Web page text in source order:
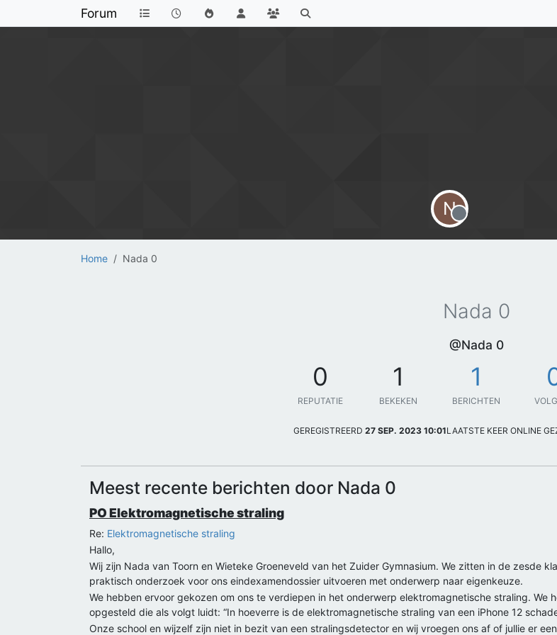
Forum
Home Nada 0
N
Offline
Nada 0
@Nada 0
0
REPUTATIE
1
BEKEKEN
1
BERICHTEN
GEREGISTREERD 27 SEP. 2023 10:01LAATSTE KEER ONLINE
Meest recente berichten door Nada 0
PO Elektromagnetische straling
Re: Elektromagnetische straling
Hallo,
Wij zijn Nada van Toorn en Wieteke Groeneveld van het Zuider Gymnasium. We zitten in de zesde
praktisch onderzoek voor ons eindexamendossier uitvoeren met onderwerp naar eigenkeuze.
We hebben ervoor gekozen om ons te verdiepen in het onderwerp elektromagnetische straling. We
opgesteld die als volgt luidt: “In hoeverre is de elektromagnetische straling van een iPhone 12
Onze school en wijzelf zijn niet in bezit van een stralingsdetector en wij vroegen ons af of jullie er